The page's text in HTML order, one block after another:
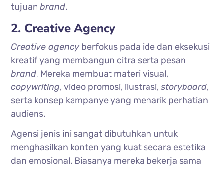
tujuanbrand.
2. Creative Agency
Creative agency berfokus pada ide dan eksekusi
kreatif yang membangun citra serta pesan
brand. Mereka membuat materi visual,
copywriting, video promosi, ilustrasi,storyboard,
serta konsep kampanye yang menarik perhatian
audiens.
Agensi jenis ini sangat dibutuhkan untuk
menghasilkan konten yang kuat secara estetika
dan emosional. Biasanya mereka bekerja sama